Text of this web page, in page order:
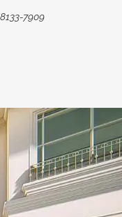
7909